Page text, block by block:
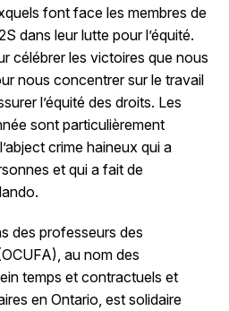
font face les membres de
dans leur lutte pour l’équité.
célébrer les victoires que nous
nous concentrer sur le travail
l’équité des droits. Les
sont particulièrement
crime haineux qui a
et qui a fait de
des professeurs des
au nom des
temps et contractuels et
en Ontario, est solidaire